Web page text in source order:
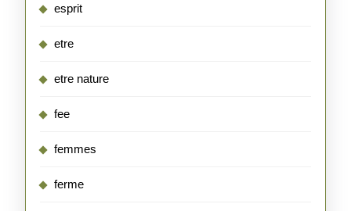
esprit
etre
etre nature
fee
femmes
ferme